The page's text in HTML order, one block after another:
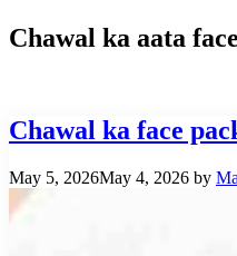
Chawal ka aata
Chawal ka face pack
May 5, 2026May 4, 2026 by